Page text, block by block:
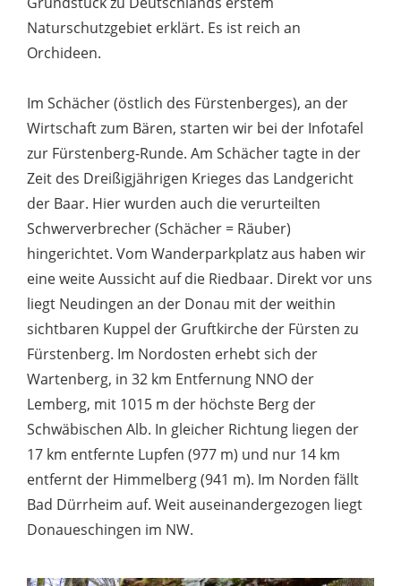
Naturschutzgebiet erklärt. Es ist reich an
Orchideen.
Im Schächer (östlich des Fürstenberges), an der
Wirtschaft zum Bären, starten wir bei der Infotafel
zur Fürstenberg-Runde. Am Schächer tagte in der
Zeit des Dreißigjährigen Krieges das Landgericht
der Baar. Hier wurden auch die verurteilten
Schwerverbrecher (Schächer = Räuber)
hingerichtet. Vom Wanderparkplatz aus haben wir
eine weite Aussicht auf die Riedbaar. Direkt vor uns
liegt Neudingen an der Donau mit der weithin
sichtbaren Kuppel der Gruftkirche der Fürsten zu
Fürstenberg. Im Nordosten erhebt sich der
Wartenberg, in 32 km Entfernung NNO der
Lemberg, mit 1015 m der höchste Berg der
Schwäbischen Alb. In gleicher Richtung liegen der
17 km entfernte Lupfen (977 m) und nur 14 km
entfernt der Himmelberg (941 m). Im Norden fällt
Bad Dürrheim auf. Weit auseinandergezogen liegt
Donaueschingen im NW.